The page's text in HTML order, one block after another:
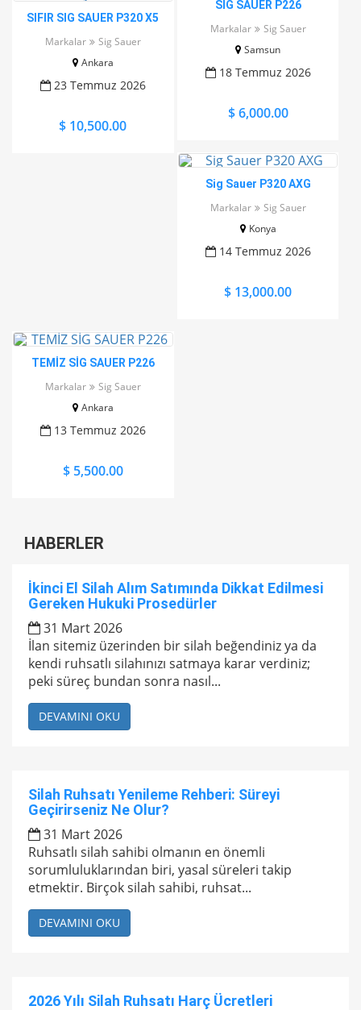
SIFIR SIG SAUER P320 X5
Markalar
Sig Sauer
Ankara
23 Temmuz 2026
$ 10,500.00
SIG SAUER P226
Markalar
Sig Sauer
Samsun
18 Temmuz 2026
$ 6,000.00
Sig Sauer P320 AXG
Markalar
Sig Sauer
Konya
14 Temmuz 2026
$ 13,000.00
TEMİZ SİG SAUER P226
Markalar
Sig Sauer
Ankara
13 Temmuz 2026
$ 5,500.00
HABERLER
İkinci El Silah Alım Satımında Dikkat Edilmesi
Gereken Hukuki Prosedürler
31 Mart 2026
İlan sitemiz üzerinden bir silah beğendiniz ya da
kendi ruhsatlı silahınızı satmaya karar verdiniz;
peki süreç bundan sonra nasıl...
DEVAMINI OKU
Silah Ruhsatı Yenileme Rehberi: Süreyi
Geçirirseniz Ne Olur?
31 Mart 2026
Ruhsatlı silah sahibi olmanın en önemli
sorumluluklarından biri, yasal süreleri takip
etmektir. Birçok silah sahibi, ruhsat...
DEVAMINI OKU
2026 Yılı Silah Ruhsatı Harç Ücretleri